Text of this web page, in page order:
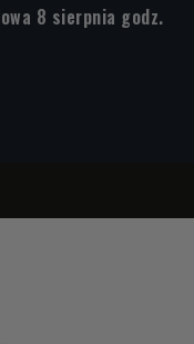
8 sierpnia godz.